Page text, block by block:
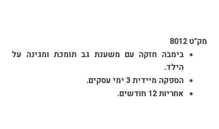
מק"ט 8012
בימבה חזקה עם משענת גב תומכת ומגינה על
הילד.
הספקה מיידית 3 ימי עסקים.
אחריות 12 חודשים.